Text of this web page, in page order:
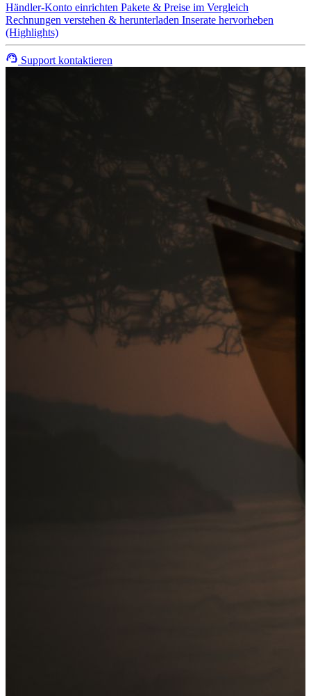
Händler-Konto einrichten Pakete & Preise im Vergleich
Rechnungen verstehen & herunterladen Inserate hervorheben
(Highlights)
support_agent Support kontaktieren